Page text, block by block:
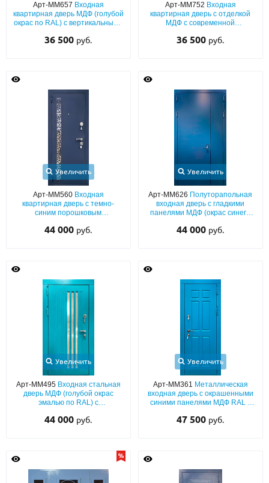
Арт-ММ657 Входная
квартирная дверь МДФ (голубой
окрас по RAL) с вертикальными
36 500 руб.
Арт-ММ752 Входная
квартирная дверь с отделкой
МДФ с современной
RAL) с двух сторон
36 500 руб.
Увеличить
Арт-ММ560 Входная
квартирная дверь с темно-
синим порошковым
рисунком
44 000 руб.
Увеличить
Арт-ММ626 Полуторапольная
входная дверь с гладкими
панелями МДФ (окрас синего
44 000 руб.
Увеличить
Арт-ММ495 Входная стальная
дверь МДФ (голубой окрас
эмалью по RAL) с
вставками из стекла
44 000 руб.
Увеличить
Арт-ММ361 Металлическая
входная дверь с окрашенными
синими панелями МДФ RAL с
47 500 руб.